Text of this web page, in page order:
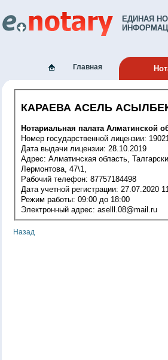
ЕДИНАЯ
Главная
КАРАЕВА АСЕЛЬ
Нотариальная палата Алматинской
Номер
Дата выдачи лицензии: 28.10.2019
Адрес: Алматинская область, Талгарский район, г.Талгар,
Лермонтова, 47\1,
Рабочий телефон: 87757184498
Дата учетной регистрации:
Режим работы: 09:00 до 18:00
Электронный адрес: aselll.08@mail.ru
Назад